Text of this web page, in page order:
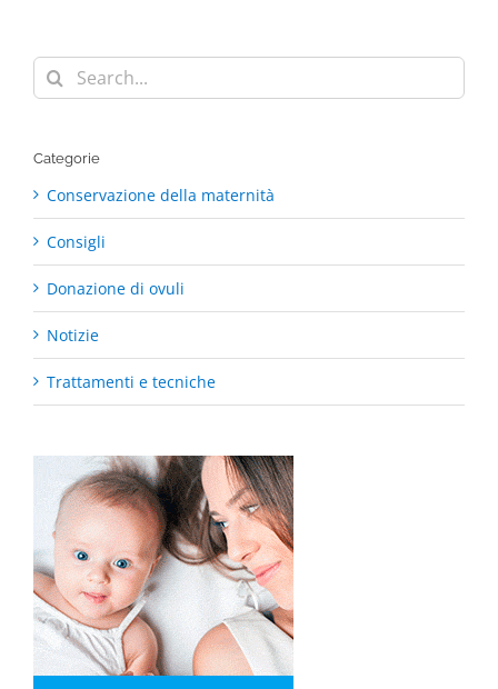
Search
for:
Categorie
Conservazione della maternità
Consigli
Donazione di ovuli
Notizie
Trattamenti e tecniche